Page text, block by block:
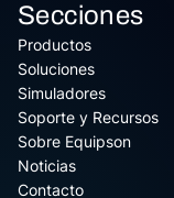
Secciones
Productos
Soluciones
Simuladores
Soporte y Recursos
Sobre Equipson
Noticias
Contacto